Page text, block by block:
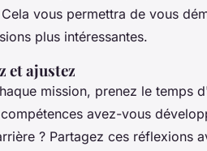
vous permettra de vous
plus intéressantes.
et ajustez
mission, prenez le temps
avez-vous
? Partagez ces réflexions